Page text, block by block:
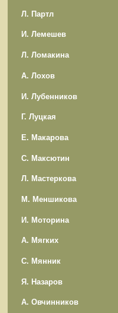
Л. Партл
И. Лемешев
Л. Ломакина
А. Лохов
И. Лубенников
Г. Луцкая
Е. Макарова
С. Максютин
Л. Мастеркова
М. Меншикова
И. Моторина
А. Мягких
С. Мянник
Я. Назаров
А. Овчинников